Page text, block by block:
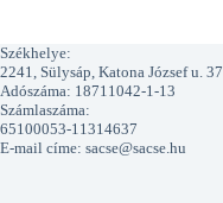
Székhelye:
2241, Sülysáp, Katona József u. 37.
Adószáma: 18711042-1-13
Számlaszáma:
65100053-11314637
E-mail címe: sacse@sacse.hu